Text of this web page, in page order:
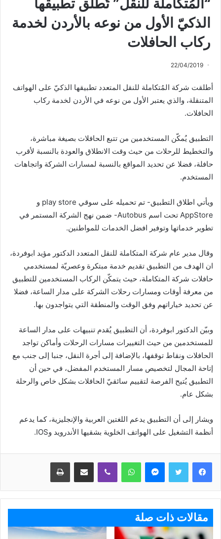
“المُتكاملة للنقل” تُطلق تطبيقها
الذكيّ الأول من نوعه بالأردن لخدمة
ركاب الحافلات
22/04/2019
أطلقت شركة المُتكاملة للنقل المتعدد تطبيقها الذكيّ على الهواتف
المتنقلة، والذي يعتبر الأول من نوعه في الأردن لخدمة ركاب
الحافلات.
التطبيق يُمكّن المستخدمين من تتبع الحافلات بصيغة مباشرة،
والتخطيط للرحلات من حيث وقت الانطلاق والعودة بالنسبة لأقرب
حافلة، فضلا عن تحديد المواقع بالنسبة لمسارات الشركة واتجاهات
المستخدم.
ويأتي اطلاق التطبيق- تم تحميله على سوقي play store و
AppStore تحت اسم Autobus- ضمن نهج الشركة المستمر في
تطوير خدماتها وتوفير افضل الخدمات للمواطنين.
وقال مدير عام شركة المتكاملة للنقل المتعدد الدكتور مؤيد ابوفردة،
ان الهدف من التطبيق تقديم خدمة مبتكرة وعصريّة لمستخدمي
حافلات شركة المتكاملة، حيث يتمكّن الركاب المستخدمين للتطبيق
من معرفة أوقات ومسارات رحلات الشركة على مدار الساعة، فضلا
عن تحديد خياراتهم وفق الوقت والمنطقة التي يتواجدون بها.
وبيّن الدكتور ابوفردة، أن التطبيق يُقدم تنبيهات على مدار الساعة
للمستخدمين من حيث التغييرات مسارات الرحلات وأماكن تواجد
الحافلات ونقاط توقفها، بالإضافة إلى أجرة النقل، جنبا إلى جنب مع
إتاحة المجال لتخصيص مسار المستخدم المفضل، في حين أن
التطبيق يُتيح الفرصة لتقييم سائقيّ الحافلات بشكل خاص والرحلة
بشكل عام.
ويشار إلى أن التطبيق يدعم اللغتين العربية والإنجليزية، كما يدعم
أنظمة التشغيل على الهواتف الخلوية بشقيها الأندرويد وIOS.
ماسنجر واتساب ڤايبر مشاركة عبر البريد طباعة
مقالات ذات صلة